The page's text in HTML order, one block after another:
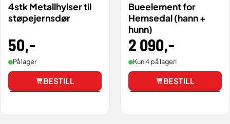
4stk Metallhylser til
støpejernsdør
50,-
På lager
BESTILL
Bueelement for
Hemsedal (hann +
hunn)
2 090,-
Kun 4 på lager!
BESTILL